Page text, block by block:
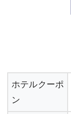
ホテルクーポ
ン